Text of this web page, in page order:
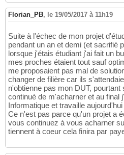
Florian_PB, le 19/05/2017 à 11h19
Suite à l'échec de mon projet
pendant un an et demi (et sacrifié
lorsque j'étais étudiant j'ai fait un
mes proches étaient tout sauf
me proposaient pas mal de
changer de filière car ils
n'obtienne pas mon DUT,
continué de m'acharner et au final
Informatique et travaille
Ce n'est pas parce qu'un projet a
vous continuez à vous acharner
tiennent à coeur cela finira par